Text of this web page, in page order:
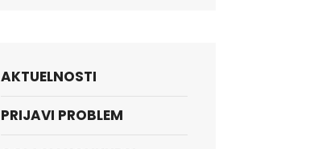
AKTUELNOSTI
PRIJAVI PROBLEM